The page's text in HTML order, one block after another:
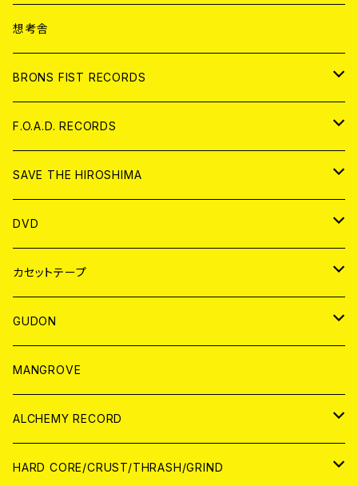
ANALOG
CD
アパレル
ANALOG
想考舎
BRONS FIST RECORDS
CD
ANALOG
F.O.A.D. RECORDS
CD
ANALOG
SAVE THE HIROSHIMA
アパレル
BADGE
DVD
JAPAN
WORLD
カセットテープ
JAPAN
WORLD
GUDON
アパレル
PATCH
アナログ
MANGROVE
ALCHEMY RECORD
CD
HARD CORE/CRUST/THRASH/GRIND